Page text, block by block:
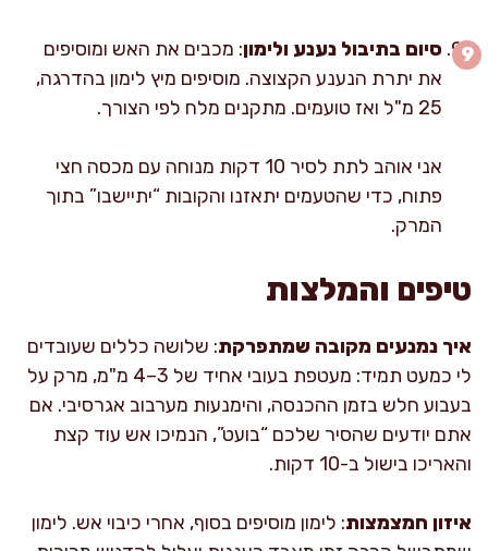
סיום בתיבול נענע ולימון: מכבים את האש ומוסיפים
את יתרת הנענע הקצוצה. מוסיפים מיץ לימון בהדרגה,
25 מ"ל ואז טועמים. מתקנים מלח לפי הצורך.
אני אוהב לתת לסיר 10 דקות מנוחה עם מכסה חצי
פתוח, כדי שהטעמים יתאזנו והקובות “יתיישבו” בתוך
המרק.
טיפים והמלצות
איך נמנעים מקובה שמתפרקת: שלושה כללים שעובדים
לי כמעט תמיד: מעטפת בעובי אחיד של 3–4 מ"מ, מרק על
בעבוע חלש בזמן ההכנסה, והימנעות מערבוב אגרסיבי. אם
אתם יודעים שהסיר שלכם “בועט”, הנמיכו אש עוד קצת
והאריכו בישול ב-10 דקות.
איזון חמצמצות: לימון מוסיפים בסוף, אחרי כיבוי אש. לימון